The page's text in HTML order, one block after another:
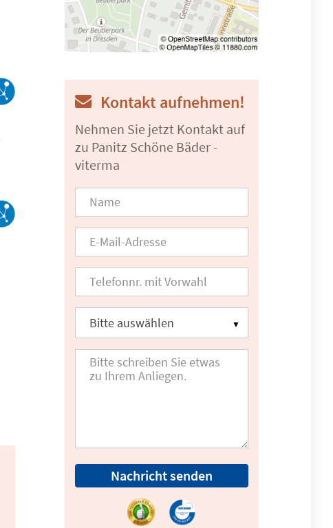
Kontakt aufnehmen!
Nehmen Sie jetzt Kontakt auf
zu Panitz Schöne Bäder -
viterma
Nachricht senden